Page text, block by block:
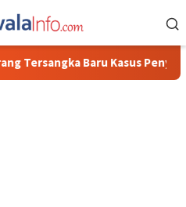
BBM Subsidi di